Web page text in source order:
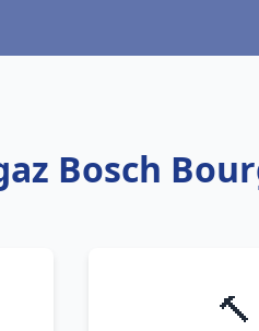
Bosch
🔨